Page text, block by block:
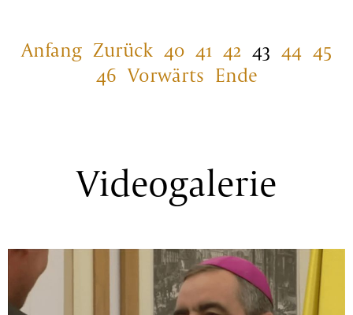
Anfang Zurück 40 41 42 43 44 45
46 Vorwärts Ende
Videogalerie